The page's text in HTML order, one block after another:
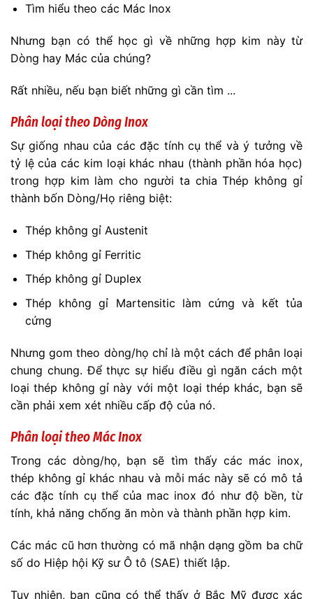
Tìm hiểu theo các Mác Inox
Nhưng bạn có thể học gì về những hợp kim này từ
Dòng hay Mác của chúng?
Rất nhiều, nếu bạn biết những gì cần tìm ...
Phân loại theo Dòng Inox
Sự giống nhau của các đặc tính cụ thể và ý tưởng về
tỷ lệ của các kim loại khác nhau (thành phần hóa học)
trong hợp kim làm cho người ta chia Thép không gỉ
thành bốn Dòng/Họ riêng biệt:
Thép không gỉ Austenit
Thép không gỉ Ferritic
Thép không gỉ Duplex
Thép không gỉ Martensitic làm cứng và kết tủa
cứng
Nhưng gom theo dòng/họ chỉ là một cách để phân loại
chung chung. Để thực sự hiểu điều gì ngăn cách một
loại thép không gỉ này với một loại thép khác, bạn sẽ
cần phải xem xét nhiều cấp độ của nó.
Phân loại theo Mác Inox
Trong các dòng/họ, bạn sẽ tìm thấy các mác inox,
thép không gỉ khác nhau và mỗi mác này sẽ có mô tả
các đặc tính cụ thể của mac inox đó như độ bền, từ
tính, khả năng chống ăn mòn và thành phần hợp kim.
Các mác cũ hơn thường có mã nhận dạng gồm ba chữ
số do Hiệp hội Kỹ sư Ô tô (SAE) thiết lập.
Tuy nhiên, bạn cũng có thể thấy ở Bắc Mỹ được xác